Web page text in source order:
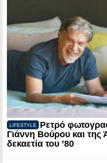
LIFESTYLE
Ρετρό
Γιάννη Βούρου και της
δεκαετία του ’80